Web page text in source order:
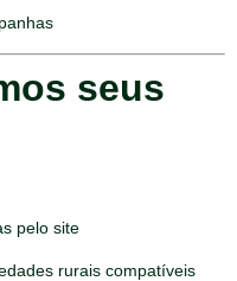
seus
pelo site
rurais compatíveis